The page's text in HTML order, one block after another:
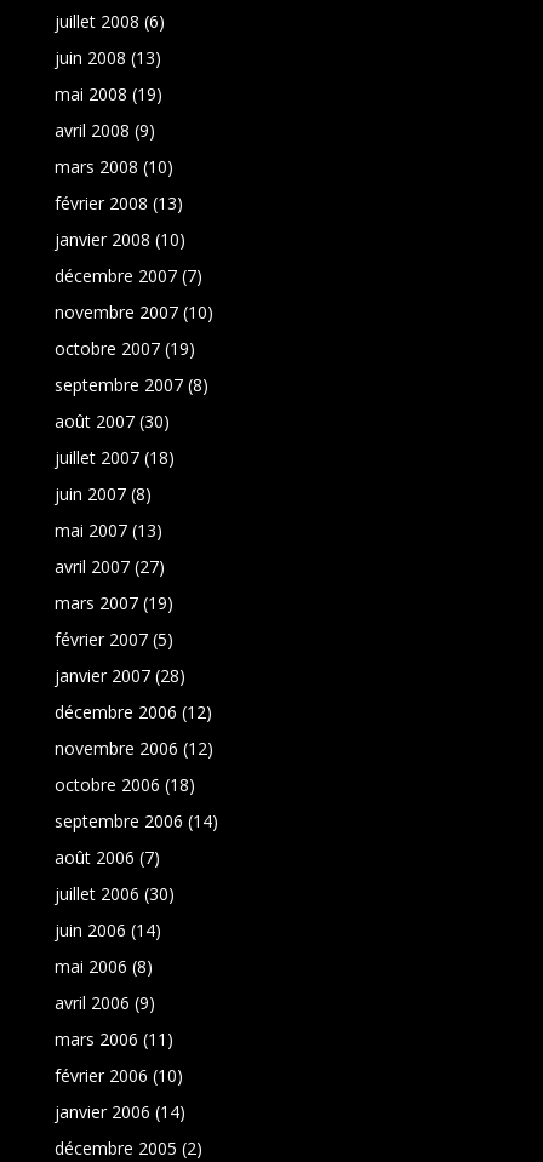
juillet 2008 (6)
juin 2008 (13)
mai 2008 (19)
avril 2008 (9)
mars 2008 (10)
février 2008 (13)
janvier 2008 (10)
décembre 2007(7)
novembre 2007(10)
octobre 2007(19)
septembre 2007(8)
août 2007(30)
juillet 2007(18)
juin 2007(8)
mai 2007(13)
avril 2007(27)
mars 2007(19)
février 2007(5)
janvier 2007(28)
décembre 2006 (12)
novembre 2006 (12)
octobre 2006 (18)
septembre 2006 (14)
août 2006 (7)
juillet 2006 (30)
juin 2006 (14)
mai 2006 (8)
avril 2006 (9)
mars 2006 (11)
février 2006 (10)
janvier 2006 (14)
décembre 2005 (2)